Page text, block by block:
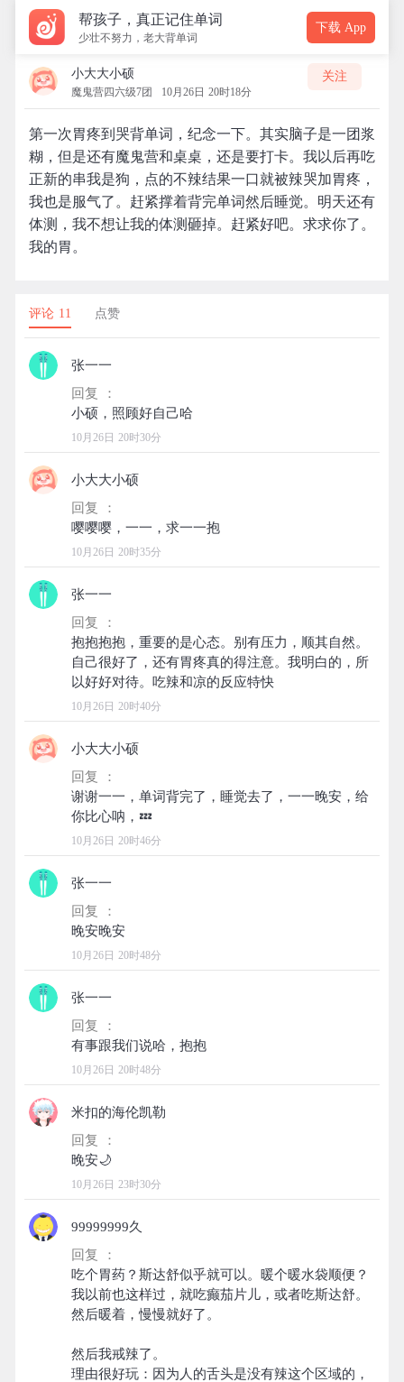
帮孩子，真正记住单词
少壮不努力，老大背单词
下载 App
小大大小硕
魔鬼营四六级7团 10月26日 20时18分
关注
第一次胃疼到哭背单词，纪念一下。其实脑子是一团浆
糊，但是还有魔鬼营和桌桌，还是要打卡。我以后再吃
正新的串我是狗，点的不辣结果一口就被辣哭加胃疼，
我也是服气了。赶紧撑着背完单词然后睡觉。明天还有
体测，我不想让我的体测砸掉。赶紧好吧。求求你了。
我的胃。
评论 11 点赞
张一一
回复 ：
10月26日 20时30分
小大大小硕
回复 ：
10月26日 20时35分
张一一
回复 ：
抱抱抱抱，重要的是心态。别有压力，顺其自然。
自己很好了，还有胃疼真的得注意。我明白的，所
10月26日 20时40分
小大大小硕
回复 ：
谢谢一一，单词背完了，睡觉去了，一一晚安，给
10月26日 20时46分
张一一
回复 ：
10月26日 20时48分
张一一
回复 ：
10月26日 20时48分
米扣的海伦凯勒
回复 ：
10月26日 23时30分
99999999久
回复 ：
吃个胃药？斯达舒似乎就可以。暖个暖水袋顺便？
我以前也这样过，就吃癫茄片儿，或者吃斯达舒。
然后暖着，慢慢就好了。
然后我戒辣了。
理由很好玩：因为人的舌头是没有辣这个区域的，